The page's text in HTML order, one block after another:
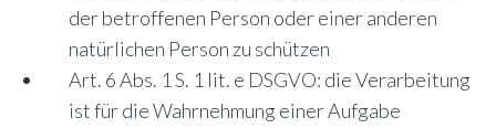
der betroffenen Person oder einer anderen
natürlichen Person zu schützen
Art. 6 Abs. 1 S. 1 lit. e DSGVO: die Verarbeitung
ist für die Wahrnehmung einer Aufgabe